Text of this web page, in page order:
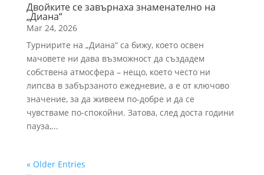
Двойките се завърнаха знаменателно на
„Диана“
Mar 24, 2026
Турнирите на „Диана“ са бижу, което освен
мачовете ни дава възможност да създадем
собствена атмосфера – нещо, което често ни
липсва в забързаното ежедневие, а е от ключово
значение, за да живеем по-добре и да се
чувстваме по-спокойни. Затова, след доста години
пауза,...
« Older Entries